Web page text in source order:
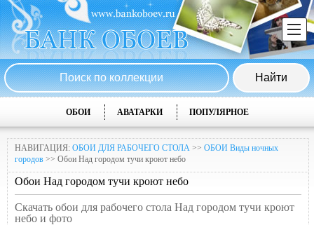
ОБОИ АВАТАРКИ ПОПУЛЯРНОЕ
НАВИГАЦИЯ: ОБОИ ДЛЯ РАБОЧЕГО СТОЛА >> ОБОИ Виды ночных
городов >> Обои Над городом тучи крoют небo
Обои Над городом тучи крoют небo
Скачать обои для рабочего стола Над городом тучи крoют
небo и фото